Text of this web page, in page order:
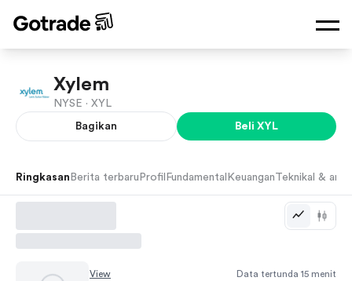
Xylem
NYSE · XYL
Bagikan Beli XYL
Ringkasan Berita terbaru Profil Fundamental Keuangan Teknikal &
Chart by TradingView Data tertunda 15 menit